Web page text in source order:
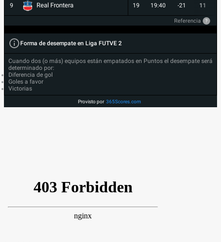
9 Real Frontera 19 19:40 -21 11
Referencia ?
Forma de desempate en Liga FUTVE 2
Cuando dos (o más) equipos están empatados en Puntos el desempate será
determinado por:
Diferencia de gol
Goles a favor
Victorias
Provisto por 365Scores.com